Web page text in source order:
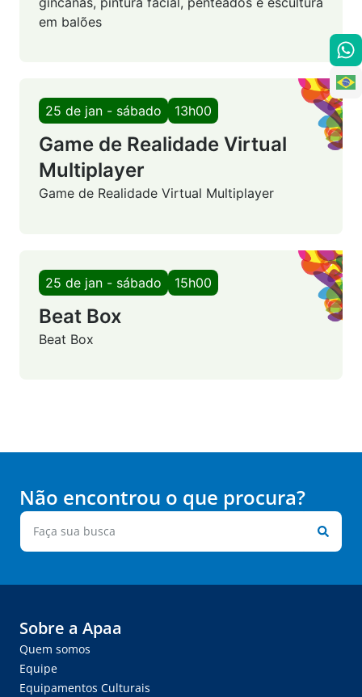
em balões
25 de jan - sábado 13h00
Game de Realidade Virtual
Multiplayer
Game de Realidade Virtual Multiplayer
25 de jan - sábado 15h00
Beat Box
Beat Box
Não encontrou o que procura?
Sobre a Apaa
Quem somos
Equipe
Equipamentos Culturais